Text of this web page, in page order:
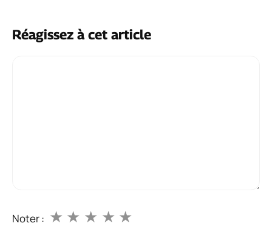
Réagissez à cet article
Noter : ★
★
★
★
★